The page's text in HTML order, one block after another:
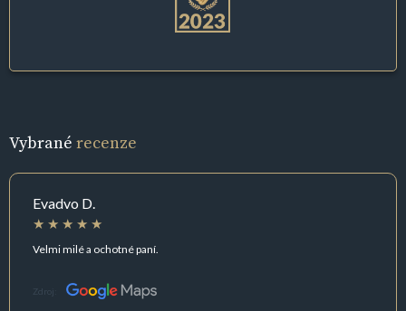
Vybrané recenze
Evadvo D.
Velmi milé a ochotné paní.
Zdroj: